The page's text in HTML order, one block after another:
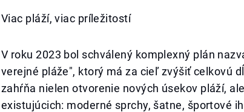
Viac pláží, viac príležitostí
V roku 2023 bol schválený komplexný plán
verejné pláže", ktorý má za cieľ zvýšiť celkovú
zahŕňa nielen otvorenie nových úsekov pláží,
existujúcich: moderné sprchy, šatne, športové